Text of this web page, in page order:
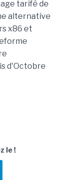
tarifé de
alternative
x86 et
d'Octobre
le !